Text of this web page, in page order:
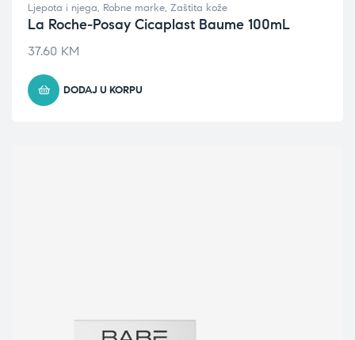
Ljepota i njega, Robne marke, Zaštita kože
La Roche-Posay Cicaplast Baume 100mL
37.60 KM
DODAJ U KORPU